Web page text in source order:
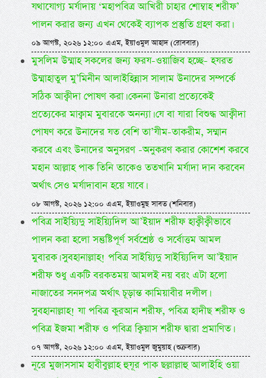
যথাযোগ্য মর্যাদায় ‘মহাপবিত্র আখিরী চাহার শোম্বাহ শরীফ’
পালন করার জন্য এখন থেকেই ব্যাপক প্রস্তুতি গ্রহণ করা।
০৯ আগস্ট, ২০২৬ ১২:০০ এএম, ইয়াওমুল আহাদ (রোববার)
মুসলিম উম্মাহ সকলের জন্য ফরয-ওয়াজিব হচ্ছে- হযরত
উম্মাহাতুল মু’মিনীন আলাইহিন্নাস সালাম উনাদের সম্পর্কে
সঠিক আক্বীদা পোষণ করা। কেননা উনারা প্রত্যেকেই
প্রত্যেকের মাক্বাম মুবারকে অনন্যা। যে বা যারা বিশুদ্ধ আক্বীদা
পোষণ করে উনাদের যত বেশি তা’যীম-তাকরীম, সম্মান
করবে এবং উনাদের অনুসরণ -অনুকরণ করার কোশেশ করবে
মহান আল্লাহ পাক তিনি তাকেও ততখানি মর্যাদা দান করবেন
অর্থাৎ সেও মর্যাদাবান হয়ে যাবে।
০৮ আগস্ট, ২০২৬ ১২:০০ এএম, ইয়াওমুছ সাবত (শনিবার)
পবিত্র সাইয়্যিদু সাইয়্যিদিল আ’ইয়াদ শরীফ হাক্বীক্বীভাবে
পালন করা হলো সন্তুষ্টিপূর্ণ সর্বশ্রেষ্ঠ ও সর্বোত্তম আমল
মুবারক। সুবহানাল্লাহ! পবিত্র সাইয়্যিদু সাইয়্যিদিল আ’ইয়াদ
শরীফ শুধু একটি বরকতময় আমলই নয় বরং এটা হলো
নাজাতের সনদপত্র অর্থাৎ চূড়ান্ত কামিয়াবীর দলীল।
সুবহানাল্লাহ! যা পবিত্র কুরআন শরীফ, পবিত্র হাদীছ শরীফ ও
পবিত্র ইজমা শরীফ ও পবিত্র ক্বিয়াস শরীফ দ্বারা প্রমাণিত।
০৭ আগস্ট, ২০২৬ ১২:০০ এএম, ইয়াওমুল জুমুয়াহ (শুক্রবার)
নূরে মুজাসসাম হাবীবুল্লাহ হুযূর পাক ছল্লাল্লাহু আলাইহি ওয়া